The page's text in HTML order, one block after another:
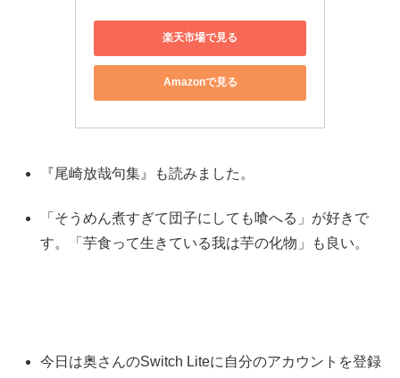
楽天市場で見る
Amazonで見る
『尾崎放哉句集』も読みました。
「そうめん煮すぎて団子にしても喰へる」が好きで
す。「芋食って生きている我は芋の化物」も良い。
今日は奥さんのSwitch Liteに自分のアカウントを登録